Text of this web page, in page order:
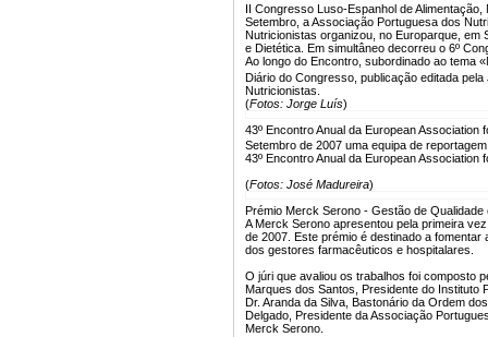
II Congresso Luso-Espanhol de
Setembro, a Associação Portuguesa dos
Nutricionistas organizou, no Europarque, em
e Dietética. Em simultâneo decorreu o 6º
Ao longo do Encontro, subordinado ao tema
Diário do Congresso, publicação editada pela
Nutricionistas.
(Fotos: Jorge Luís)
43º Encontro Anual da European
Setembro de 2007 uma equipa de
43º Encontro Anual da European Association
(Fotos: José Madureira)
Prémio Merck Serono - Gestão de
A Merck Serono apresentou pela primeira
de 2007. Este prémio é destinado a
dos gestores farmacêuticos e hospitalares.
O júri que avaliou os trabalhos foi composto
Marques dos Santos, Presidente do Instituto
Dr. Aranda da Silva, Bastonário da Ordem
Delgado, Presidente da Associação
Merck Serono.